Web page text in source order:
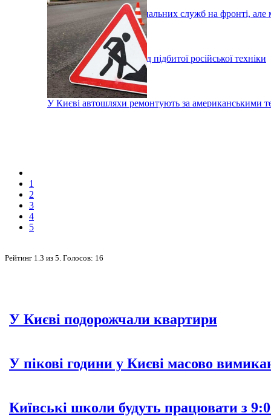
Тисячі робітників комунальних служб на фронті, але
У Києві проходить парад підбитої російської техніки
У Києві автошляхи ремонтують за американськими
1
2
3
4
5
Рейтинг 1.3 из 5 . Голосов: 16
У Києві подорожчали квартири
У пікові години у Києві масово
Київські школи будуть працювати з